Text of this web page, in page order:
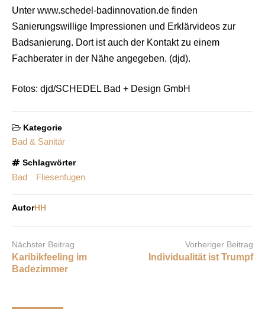
Unter www.schedel-badinnovation.de finden
Sanierungswillige Impressionen und Erklärvideos zur
Badsanierung. Dort ist auch der Kontakt zu einem
Fachberater in der Nähe angegeben. (djd).
Fotos: djd/SCHEDEL Bad + Design GmbH
Kategorie
Bad & Sanitär
Schlagwörter
Bad Fliesenfugen
AutorHH
Nächster Beitrag
Karibikfeeling im
Badezimmer
Vorheriger Beitrag
Individualität ist Trumpf